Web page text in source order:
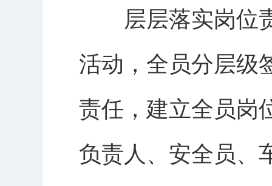
层层落实岗位责
活动，全员分层级
责任，建立全员岗
负责人、安全员、